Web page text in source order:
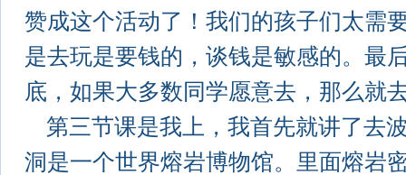
赞成这个活动了！我们的孩子们太需
是去玩是要钱的，谈钱是敏感的。最
底，如果大多数同学愿意去，那么就
第三节课是我上，我首先就讲了去
洞是一个世界熔岩博物馆。里面熔岩